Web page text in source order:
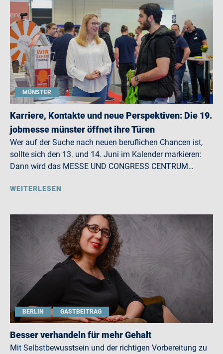
MÜNSTER
Karriere, Kontakte und neue Perspektiven: Die 19.
jobmesse münster öffnet ihre Türen
Wer auf der Suche nach neuen beruflichen Chancen ist,
sollte sich den 13. und 14. Juni im Kalender markieren:
Dann wird das MESSE UND CONGRESS CENTRUM…
WEITERLESEN
BERLIN GASTBEITRAG
Besser verhandeln für mehr Gehalt
Mit Selbstbewusstsein und der richtigen Vorbereitung zu